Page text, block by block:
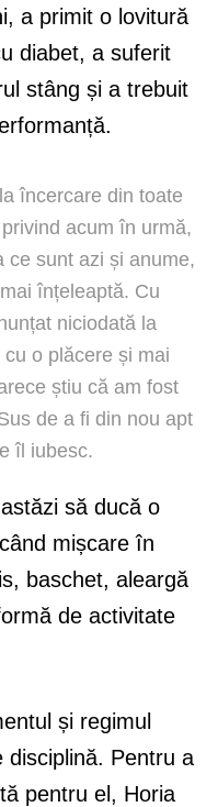
a primit o lovitură
diabet, a suferit
stâng și a trebuit
încercare din toate
acum în urmă,
ce sunt azi și anume,
înțeleaptă. Cu
niciodată la
o plăcere și mai
știu că am fost
de a fi din nou apt
îl iubesc.
să ducă o
mișcare în
baschet, aleargă
de activitate
și regimul
disciplină. Pentru a
pentru el, Horia